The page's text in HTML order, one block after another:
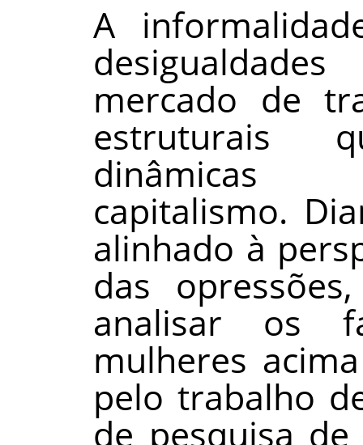
A
mercado de
estruturais
dinâmicas
capitalismo.
alinhado à
das
analisar os
mulheres
pelo trabalho
de pesquisa